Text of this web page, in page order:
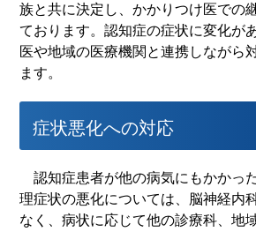
族と共に決定し、かかりつけ医での
ております。認知症の症状に変化が
医や地域の医療機関と連携しながら
ます。
症状悪化への対応
認知症患者が他の病気にもかかっ
理症状の悪化については、脳神経内
なく、病状に応じて他の診療科、地